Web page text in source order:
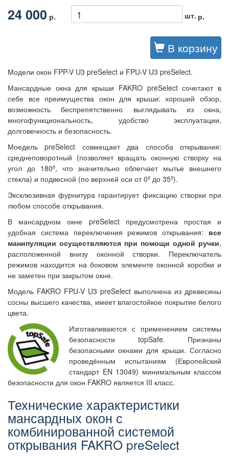
24 000 р. шт. р.
В корзину
Модели окон FPP-V U3 preSelect и FPU-V U3 preSelect.
Мансардные окна для крыши FAKRO preSelect сочетают в
себе все преимущества окон для крыши: хороший обзор,
возможность беспрепятственно выглядывать из окна,
многофункциональность, удобство эксплуатации,
долговечность и безопасность.
Моедель preSelect совмещает два способа открывания:
среднеповоротный (позволяет вращать оконную створку на
угол до 180º, что значительно облегчает мытье внешнего
стекла) и подвесной (по верхней оси от 0º до 35º).
Эксклюзивная фурнитура гарантирует фиксацию створки при
любом способе открывания.
В мансардном окне preSelect предусмотрена простая и
удобная система переключения режимов открывания: все
манипуляции осуществляются при помощи одной ручки,
расположенной внизу оконной створки. Переключатель
режимов находится на боковом элементе оконной коробки и
не заметен при закрытом окне.
Модель FAKRO FPU-V U3 preSelect выполнена из древесины
сосны высшего качества, имеет влагостойкое покрытие белого
цвета.
Изготавливаются с применением системы
безопасности topSafe. Признаны
безопасными окнами для крыши. Согласно
проведённым испытаниям (Европейский
стандарт EN 13049) минимальным классом
безопасности для окон FAKRO является III класс.
Технические характеристики
мансардных окон с
комбинированной системой
открывания FAKRO preSelect